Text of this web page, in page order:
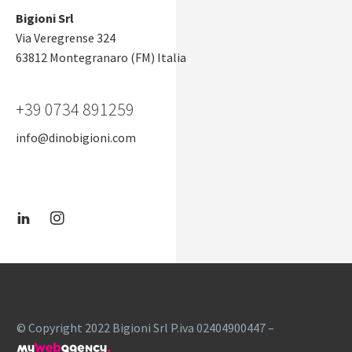
Bigioni Srl
Via Veregrense 324
63812 Montegranaro (FM) Italia
+39 0734 891259
info@dinobigioni.com
© Copyright 2022 Bigioni Srl P.iva 02404900447 –